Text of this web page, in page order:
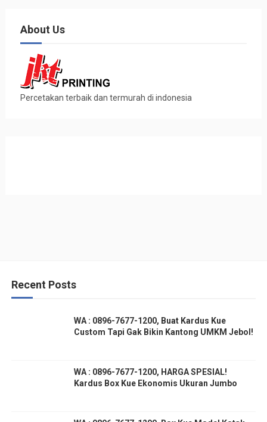
About Us
Percetakan terbaik dan termurah di indonesia
Recent Posts
WA : 0896-7677-1200, Buat Kardus Kue
Custom Tapi Gak Bikin Kantong UMKM Jebol!
WA : 0896-7677-1200, HARGA SPESIAL!
Kardus Box Kue Ekonomis Ukuran Jumbo